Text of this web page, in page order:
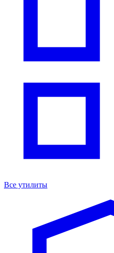
Все утилиты